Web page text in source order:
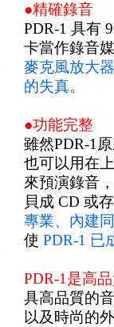
●精確錄音
PDR-1 具有
卡當作錄音
麥克風放大
的失真。
●功能完整
雖然PDR-1
也可以用在
來預演錄音
貝成 CD 或
專業、內建
使 PDR-1 已
PDR-1是高
具高品質的
以及時尚的